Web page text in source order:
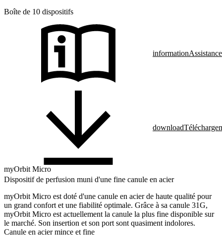
Boîte de 10 dispositifs
informationAssistance
download
myOrbit Micro
Dispositif de perfusion muni d'une fine canule en acier
myOrbit Micro est doté d'une canule en acier de haute qualité pour
un grand confort et une fiabilité optimale. Grâce à sa canule 31G,
myOrbit Micro est actuellement la canule la plus fine disponible sur
le marché. Son insertion et son port sont quasiment indolores.
Canule en acier mince et fine